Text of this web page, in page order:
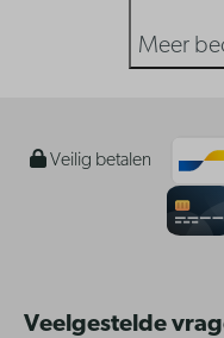
Meer
Veilig betalen
Veelgestelde